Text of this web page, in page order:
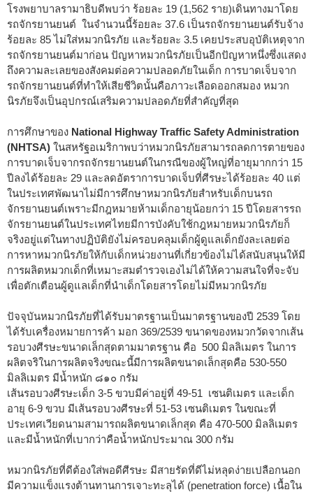
โรงพยาบาลรามาธิบดีพบว่า ร้อยละ 19 (1,562 ราย)เดินทางมาโดย
รถจักรยานยนต์ ในจำนวนนี้ร้อยละ 37.6 เป็นรถจักรยานยนต์รับจ้าง
ร้อยละ 85 ไม่ใส่หมวกนิรภัย และร้อยละ 3.5 เคยประสบอุบัติเหตุจาก
รถจักรยานยนต์มาก่อน ปัญหาหมวกนิรภัยเป็นอีกปัญหาหนึ่งซึ่งแสดง
ถึงความละเลยของสังคมต่อความปลอดภัยในเด็ก การบาดเจ็บจาก
รถจักรยานยนต์ที่ทำให้เสียชีวิตนั้นคือภาวะเลือดออกสมอง หมวก
นิรภัยจึงเป็นอุปกรณ์เสริมความปลอดภัยที่สำคัญที่สุด
การศึกษาของ National Highway Traffic Safety Administration
(NHTSA) ในสหรัฐอเมริกาพบว่าหมวกนิรภัยสามารถลดการตายของ
การบาดเจ็บจากรถจักรยานยนต์ในกรณีของผู้ใหญ่ที่อายุมากกว่า 15
ปีลงได้ร้อยละ 29 และลดอัตราการบาดเจ็บที่ศีรษะได้ร้อยละ 40 แต่
ในประเทศพัฒนาไม่มีการศึกษาหมวกนิรภัยสำหรับเด็กบนรถ
จักรยานยนต์เพราะมีกฎหมายห้ามเด็กอายุน้อยกว่า 15 ปีโดยสารรถ
จักรยานยนต์ในประเทศไทยมีการบังคับใช้กฎหมายหมวกนิรภัยก็
จริงอยู่แต่ในทางปฏิบัติยังไม่ครอบคลุมเด็กผู้ดูแลเด็กยังละเลยต่อ
การหาหมวกนิรภัยให้กับเด็กหน่วยงานที่เกี่ยวข้องไม่ได้สนับสนุนให้มี
การผลิตหมวกเด็กที่เหมาะสมตำรวจเองไม่ได้ให้ความสนใจที่จะจับ
เพื่อตักเตือนผู้ดูแลเด็กที่นำเด็กโดยสารโดยไม่มีหมวกนิรภัย
ปัจจุบันหมวกนิรภัยที่ได้รับมาตรฐานเป็นมาตรฐานของปี 2539 โดย
ได้รับเครื่องหมายการค้า มอก 369/2539 ขนาดของหมวกวัดจากเส้น
รอบวงศีรษะขนาดเล็กสุดตามมาตรฐาน คือ 500 มิลลิเมตร ในการ
ผลิตจริในการผลิตจริงขณะนี้มีการผลิตขนาดเล็กสุดคือ 530-550
มิลลิเมตร มีน้ำหนัก ๘๑๐ กรัม
เส้นรอบวงศีรษะเด็ก 3-5 ขวบมีค่าอยู่ที่ 49-51 เซนติเมตร และเด็ก
อายุ 6-9 ขวบ มีเส้นรอบวงศีรษะที่ 51-53 เซนติเมตร ในขณะที่
ประเทศเวียดนามสามารถผลิตขนาดเล็กสุด คือ 470-500 มิลลิเมตร
และมีน้ำหนักที่เบากว่าคือน้ำหนักประมาณ 300 กรัม
หมวกนิรภัยที่ดีต้องใส่พอดีศีรษะ มีสายรัดที่ดีไม่หลุดง่ายเปลือกนอก
มีความแข็งแรงต้านทานการเจาะทะลุได้ (penetration force) เนื้อใน